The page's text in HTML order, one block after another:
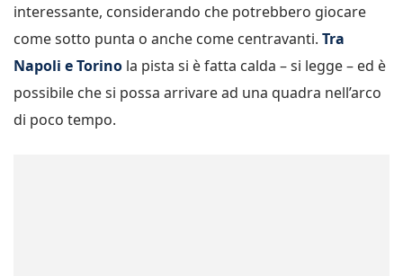
interessante, considerando che potrebbero giocare
come sotto punta o anche come centravanti. Tra
Napoli e Torino la pista si è fatta calda – si legge – ed è
possibile che si possa arrivare ad una quadra nell’arco
di poco tempo.